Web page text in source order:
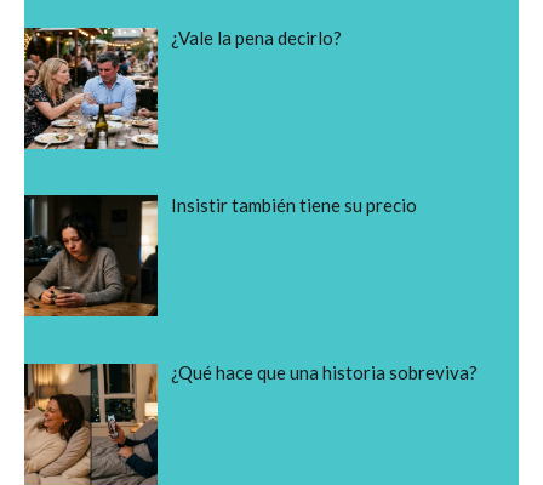
¿Vale la pena decirlo?
Insistir también tiene su precio
¿Qué hace que una historia sobreviva?